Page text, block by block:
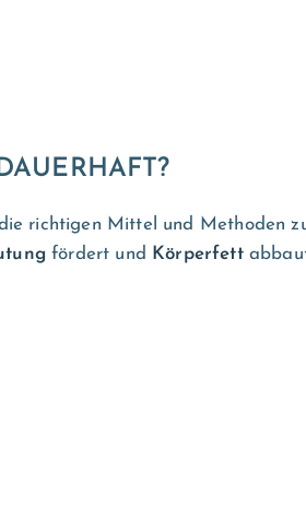
richtigen Mittel und Methoden
fördert und Körperfett